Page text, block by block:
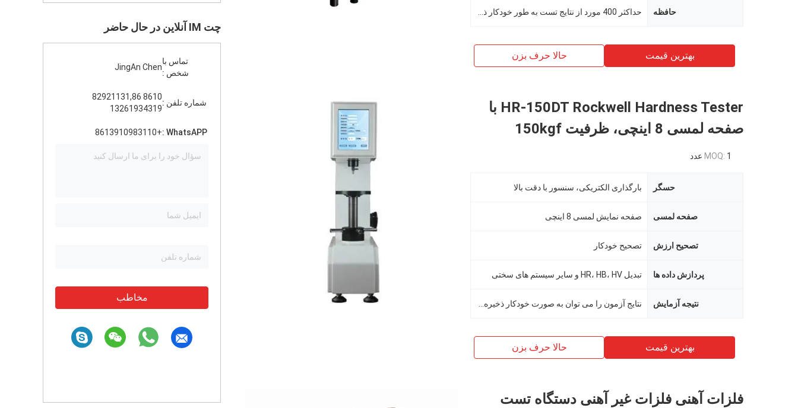
چت IM آنلاین در حال حاضر
تماس با
شخص :
JingAn Chen
شماره تلفن :
8610 82921131,86
13261934319
WhatsAPP :
+8613910983110
مخاطب
حافظه
بهترین قیمت حالا حرف بزن
HR-150DT Rockwell Hardness Tester با
صفحه لمسی 8 اینچی، ظرفیت 150kgf
MOQ: 1 عدد
حسگر بارگذاری الکتریکی، سنسور با دقت بالا
صفحه لمسی صفحه نمایش لمسی 8 اینچی
تصحیح ارزش تصحیح خودکار
پردازش داده ها تبدیل HR، HB، HV و سایر سیستم های سختی
نتیجه آزمایش
بهترین قیمت حالا حرف بزن
فلزات آهنی فلزات غیر آهنی دستگاه تست